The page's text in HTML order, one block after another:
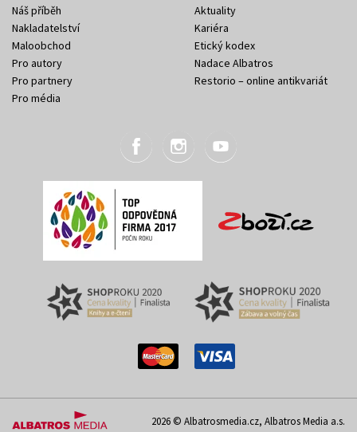
Náš příběh
Nakladatelství
Maloobchod
Pro autory
Pro partnery
Pro média
Aktuality
Kariéra
Etický kodex
Nadace Albatros
Restorio – online antikvariát
2026 © Albatrosmedia.cz, Albatros Media a.s.